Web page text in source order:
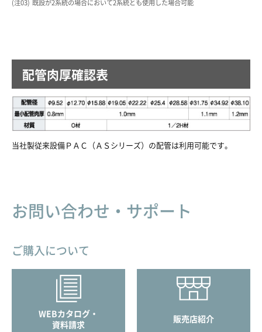
03
既設が2系統の場合において2系統とも使用した場合可能
配管肉厚確認表
当社製従来設備ＰＡＣ（ＡＳシリーズ）の配管は利用可能です。
お問い合わせ・サポート
ご購入について
WEBカタログ・
資料請求
販売店紹介